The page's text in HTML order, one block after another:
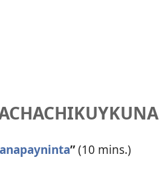
”(10 mins.)